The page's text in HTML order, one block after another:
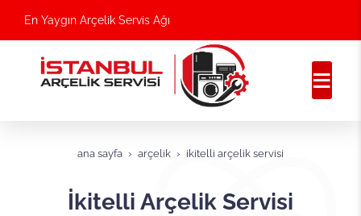
En Yaygın Arçelik Servis Ağı
ana sayfa arçelik i̇kitelli arçelik servisi
İkitelli Arçelik Servisi